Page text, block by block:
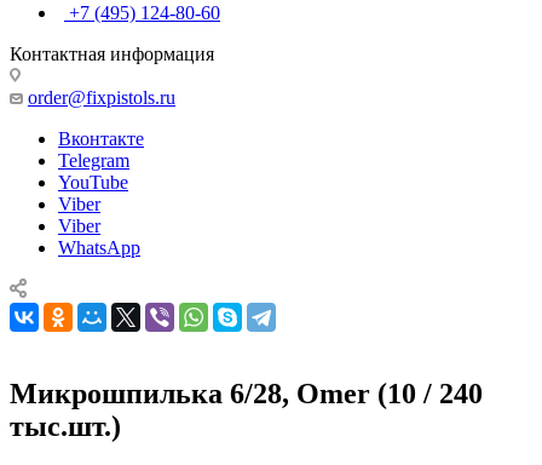
+7 (495) 124-80-60
Контактная информация
order@fixpistols.ru
Вконтакте
Telegram
YouTube
Viber
Viber
WhatsApp
Микрошпилька 6/28, Omer (10 / 240
тыс.шт.)